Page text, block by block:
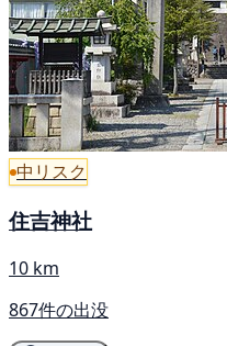
中リスク
住吉神社
10 km
867件の出没